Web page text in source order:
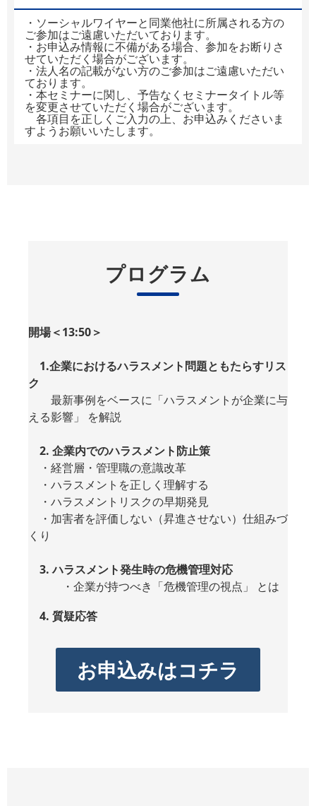
・ソーシャルワイヤーと同業他社に所属される方の
ご参加はご遠慮いただいております。
・お申込み情報に不備がある場合、参加をお断りさ
せていただく場合がございます。
・法人名の記載がない方のご参加はご遠慮いただい
ております。
・本セミナーに関し、予告なくセミナータイトル等
を変更させていただく場合がございます。
各項目を正しくご入力の上、お申込みくださいま
すようお願いいたします。
プログラム
開場＜13:50＞
1.企業におけるハラスメント問題ともたらすリス
ク
最新事例をベースに「ハラスメントが企業に与
える影響」 を解説
2. 企業内でのハラスメント防止策
・経営層・管理職の意識改革
・ハラスメントを正しく理解する
・ハラスメントリスクの早期発見
・加害者を評価しない（昇進させない）仕組みづ
くり
3. ハラスメント発生時の危機管理対応
・企業が持つべき「危機管理の視点」 とは
4. 質疑応答
お申込みはコチラ